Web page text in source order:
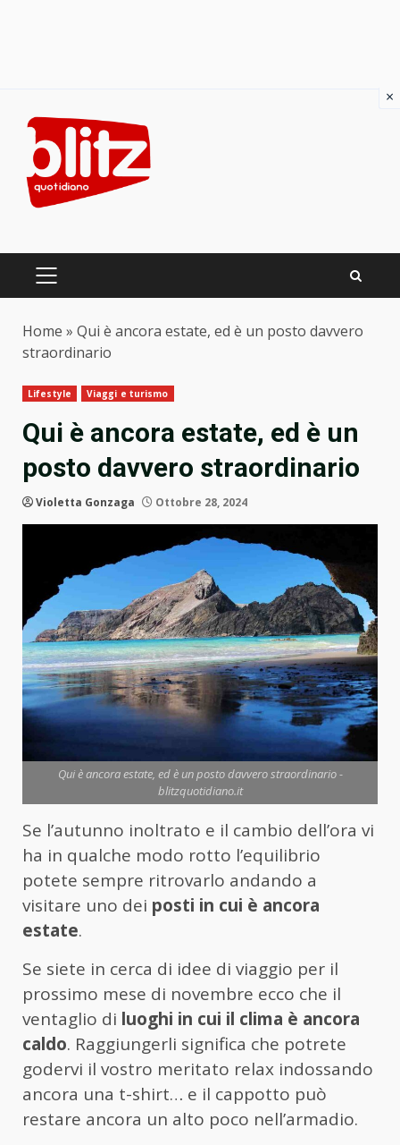
content
PRIMARY
Home » Qui è ancora estate, ed è un posto davvero
straordinario
Lifestyle Viaggi e turismo
Qui è ancora estate, ed è un
posto davvero straordinario
Violetta Gonzaga Ottobre 28, 2024
Qui è ancora estate, ed è un posto davvero straordinario -
blitzquotidiano.it
Se l’autunno inoltrato e il cambio dell’ora vi
ha in qualche modo rotto l’equilibrio
potete sempre ritrovarlo andando a
visitare uno dei posti in cui è ancora
estate.
Se siete in cerca di idee di viaggio per il
prossimo mese di novembre ecco che il
ventaglio di luoghi in cui il clima è ancora
caldo. Raggiungerli significa che potrete
godervi il vostro meritato relax indossando
ancora una t-shirt… e il cappotto può
restare ancora un alto poco nell’armadio.
×